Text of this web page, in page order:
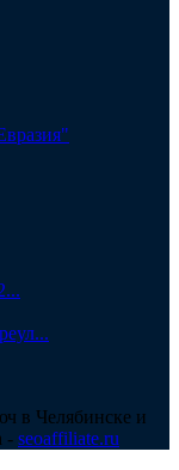
в Челябинске и
- seoaffiliate.ru